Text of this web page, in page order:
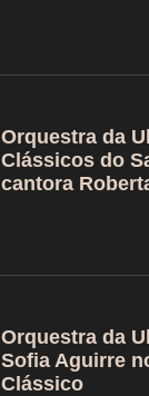
Orquestra da
Clássicos do
cantora
Orquestra da
Sofia Aguirre
Clássico